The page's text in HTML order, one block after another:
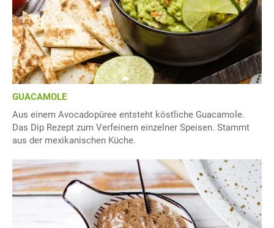
GUACAMOLE
Aus einem Avocadopüree entsteht köstliche Guacamole.
Das Dip Rezept zum Verfeinern einzelner Speisen. Stammt
aus der mexikanischen Küche.